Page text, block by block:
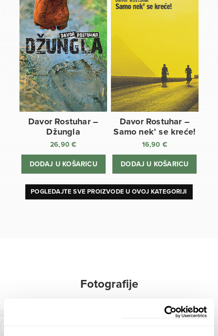
Davor Rostuhar –
Džungla
26,90€
DODAJ U KOŠARICU
Davor Rostuhar –
Samo nek’ se kreće!
16,90 €
DODAJ U KOŠARICU
POGLEDAJTE SVE PROIZVODE U OVOJ KATEGORIJI
Fotografije